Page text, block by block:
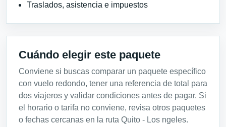
Traslados, asistencia e impuestos
Cuándo elegir este paquete
Conviene si buscas comparar un paquete específico
con vuelo redondo, tener una referencia de total para
dos viajeros y validar condiciones antes de pagar. Si
el horario o tarifa no conviene, revisa otros paquetes
o fechas cercanas en la ruta Quito - Los ngeles.